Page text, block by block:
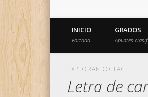
INICIO
Portada
GRADOS
Apuntes
EXPLORANDO TAG
Letra de